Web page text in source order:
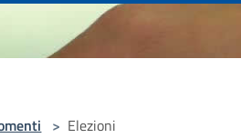
> Elezioni